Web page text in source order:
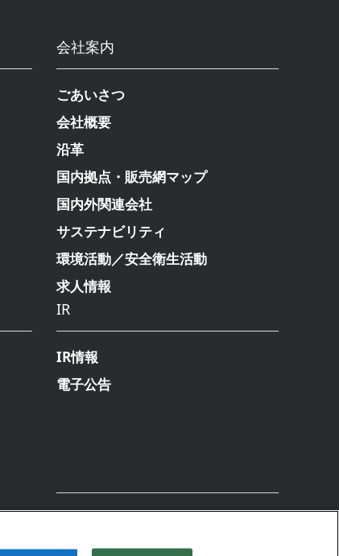
会社案内
ごあいさつ
会社概要
沿革
国内拠点・販売網マップ
国内外関連会社
サステナビリティ
環境活動／安全衛生活動
求人情報
IR
IR情報
電子公告